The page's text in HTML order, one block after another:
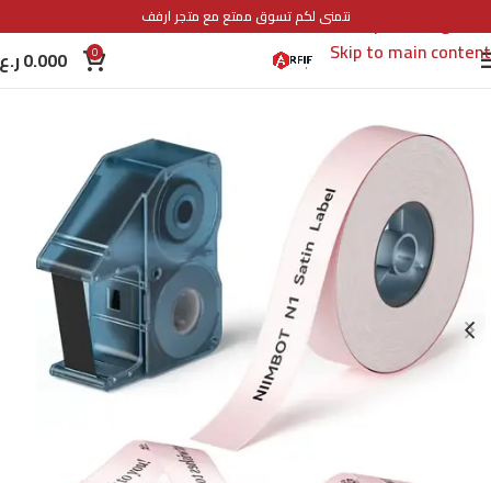
Skip to navigation
Skip to main content
نتمنى لكم تسوق ممتع مع متجر ارفف
0
0.000